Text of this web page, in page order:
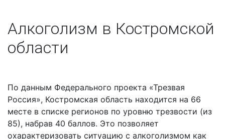
Алкоголизм в Костромской
области
По данным Федерального проекта «Трезвая
Россия», Костромская область находится на 66
месте в списке регионов по уровню трезвости (из
85), набрав 40 баллов. Это позволяет
охарактеризовать ситуацию с алкоголизмом как